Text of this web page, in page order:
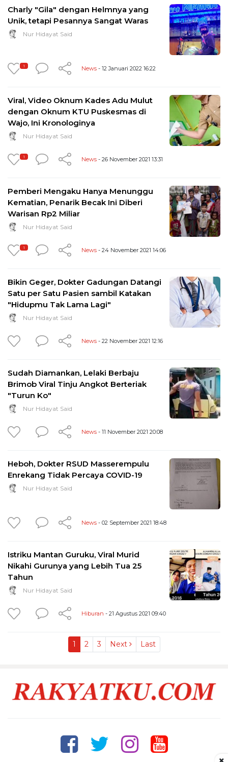
Charly "Gila" dengan Helmnya yang
Unik, tetapi Pesannya Sangat Waras
Nur Hidayat Said
1 News - 12 Januari 2022 16:22
Viral, Video Oknum Kades Adu Mulut
dengan Oknum KTU Puskesmas di
Wajo, Ini Kronologinya
Nur Hidayat Said
1 News - 26 November 2021 13:31
Pemberi Mengaku Hanya Menunggu
Kematian, Penarik Becak Ini Diberi
Warisan Rp2 Miliar
Nur Hidayat Said
1 News - 24 November 2021 14:06
Bikin Geger, Dokter Gadungan Datangi
Satu per Satu Pasien sambil Katakan
"Hidupmu Tak Lama Lagi"
Nur Hidayat Said
News - 22 November 2021 12:16
Sudah Diamankan, Lelaki Berbaju
Brimob Viral Tinju Angkot Berteriak
"Turun Ko"
Nur Hidayat Said
News - 11 November 2021 20:08
Heboh, Dokter RSUD Masserempulu
Enrekang Tidak Percaya COVID-19
Nur Hidayat Said
News - 02 September 2021 18:48
Istriku Mantan Guruku, Viral Murid
Nikahi Gurunya yang Lebih Tua 25
Tahun
Nur Hidayat Said
Hiburan - 21 Agustus 2021 09:40
1 2 3 Next Last